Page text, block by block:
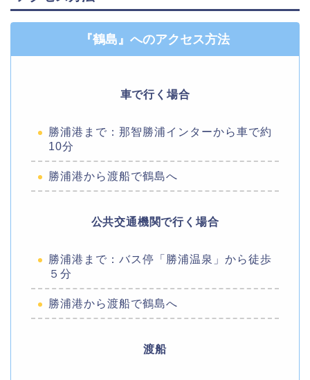
『鶴島』へのアクセス方法
車で行く場合
勝浦港まで：那智勝浦インターから車で約
10分
勝浦港から渡船で鶴島へ
公共交通機関で行く場合
勝浦港まで：バス停「勝浦温泉」から徒歩
５分
勝浦港から渡船で鶴島へ
渡船